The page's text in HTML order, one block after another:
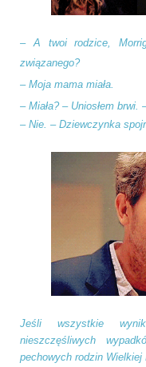
–
A twoi rodzice,
związanego?
– Moja mama miała.
– Miała? – Uniosłem brwi.
– Nie. – Dziewczynka
Jeśli wszystkie
nieszczęśliwych
pechowych rodzin Wielkiej